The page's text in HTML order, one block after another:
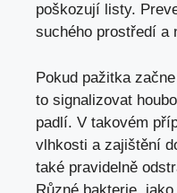
poškozují listy.
suchého prostředí a
Pokud pažitka
to signalizovat
padlí. V takovém
vlhkosti a zajištění
také pravidelně
Různé bakterie,